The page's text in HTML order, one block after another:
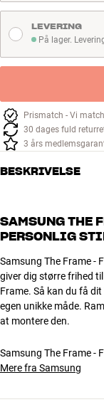
På lager. Leveringstid 1-2
På lager.
LEVERING
Prismatch - Vi
30 dages fuld
3 års
BESKRIVELSE
SAMSUNG THE
PERSONLIG
Samsung The Frame -
giver dig større frihed
Frame. Så kan du få
egen unikke måde.
at montere den.
Samsung The Frame -
Mere fra Samsung